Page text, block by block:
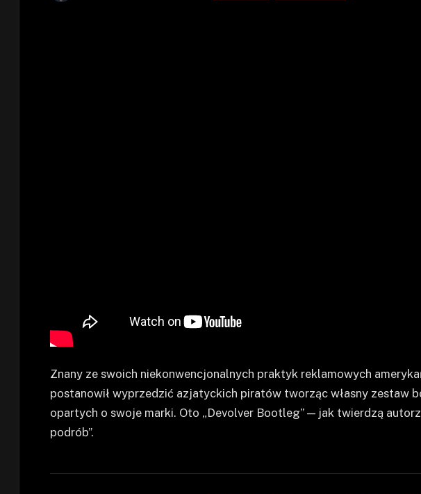
Znany ze swoich niekonwencjonalnych praktyk reklamowych
postanowił wyprzedzić azjatyckich piratów tworząc własny zestaw
opartych o swoje marki. Oto „Devolver Bootleg” — jak twierdzą
podrób”.